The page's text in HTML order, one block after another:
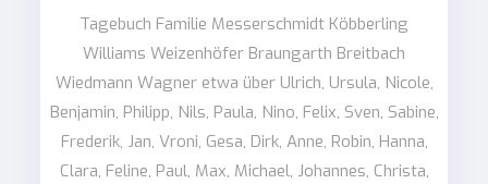
Tagebuch Familie Messerschmidt Köbberling
Williams Weizenhöfer Braungarth Breitbach
Wiedmann Wagner etwa über Ulrich, Ursula, Nicole,
Benjamin, Philipp, Nils, Paula, Nino, Felix, Sven, Sabine,
Frederik, Jan, Vroni, Gesa, Dirk, Anne, Robin, Hanna,
Clara, Feline, Paul, Max, Michael, Johannes, Christa,